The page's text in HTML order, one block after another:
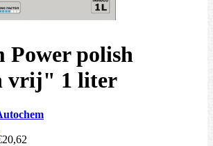
Power polish
vrij" 1 liter